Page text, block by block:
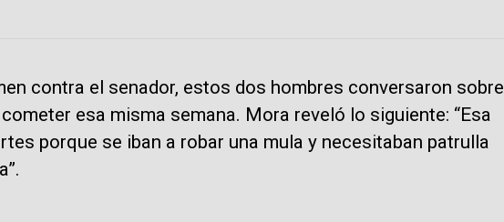
contra el senador, estos dos hombres conversaron sobre
esa misma semana. Mora reveló lo siguiente: “Esa
porque se iban a robar una mula y necesitaban patrulla